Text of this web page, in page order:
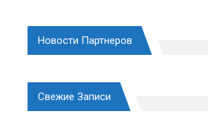
Новости Партнеров
Свежие Записи